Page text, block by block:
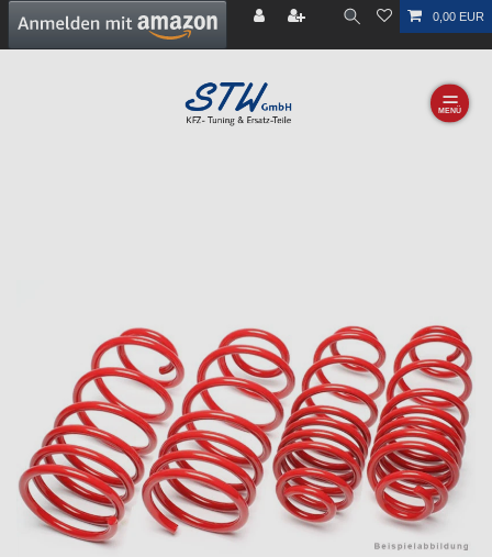
0,00 EUR
☰